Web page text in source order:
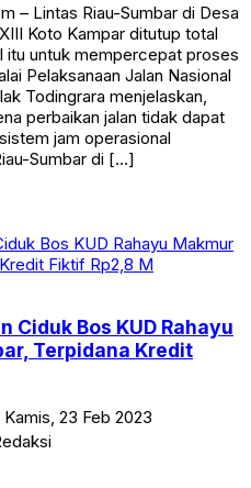
– Lintas Riau-Sumbar di Desa
Koto Kampar ditutup total
itu untuk mempercepat proses
Pelaksanaan Jalan Nasional
Todingrara menjelaskan,
perbaikan jalan tidak dapat
jam operasional
Sumbar di […]
Ciduk Bos KUD Rahayu
Terpidana Kredit
Kamis, 23 Feb 2023